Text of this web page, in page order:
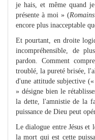
je hais, et même quand
présente à moi » (Romains
encore plus inacceptable
Et pourtant, en droite
incompréhensible, de
pardon. Comment
troublé, la pureté brisée,
d'une attitude subjective
» désigne bien le
la dette, l'amnistie de la
puissance de Dieu peut
Le dialogue entre Jésus et
la mort qui est cette